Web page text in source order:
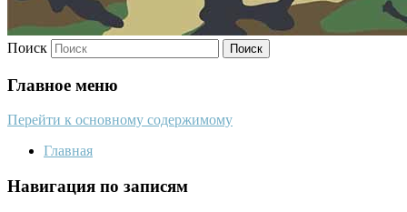
Поиск
Главное меню
Перейти к основному содержимому
Главная
Навигация по записям